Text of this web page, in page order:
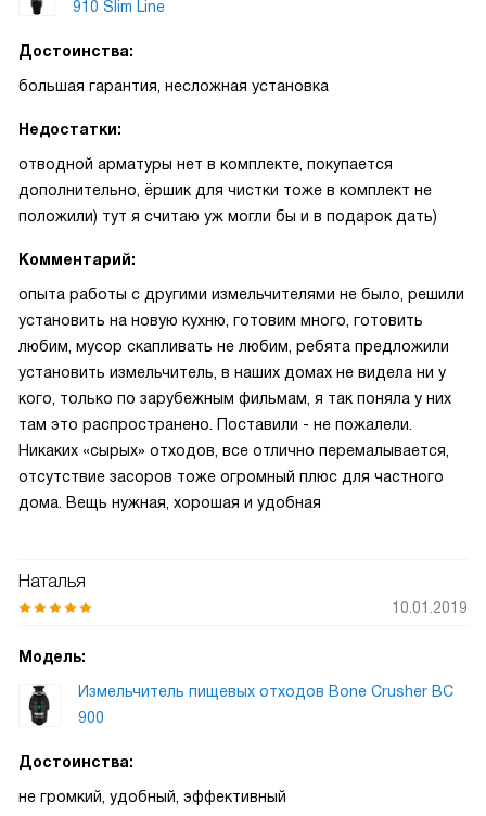
910 Slim Line
Достоинства:
большая гарантия, несложная установка
Недостатки:
отводной арматуры нет в комплекте, покупается
дополнительно, ёршик для чистки тоже в комплект не
положили) тут я считаю уж могли бы и в подарок дать)
Комментарий:
опыта работы с другими измельчителями не было, решили
установить на новую кухню, готовим много, готовить
любим, мусор скапливать не любим, ребята предложили
установить измельчитель, в наших домах не видела ни у
кого, только по зарубежным фильмам, я так поняла у них
там это распространено. Поставили - не пожалели.
Никаких «сырых» отходов, все отлично перемалывается,
отсутствие засоров тоже огромный плюс для частного
дома. Вещь нужная, хорошая и удобная
Наталья
10.01.2019
Модель:
Измельчитель пищевых отходов Bone Crusher BC
900
Достоинства:
не громкий, удобный, эффективный